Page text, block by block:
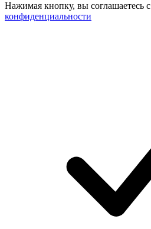
Нажимая кнопку, вы соглашаетесь с
конфиденциальности